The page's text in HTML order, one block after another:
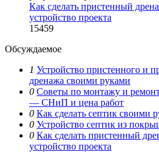
Как сделать пристенный
устройство проекта
15459
Обсуждаемое
1 Устройство пристенного и
дренажа своими руками
0 Советы по монтажу и
— СНиП и цена работ
0 Как сделать септик своими
0 Устройство септик из
0 Как сделать пристенный
устройство проекта